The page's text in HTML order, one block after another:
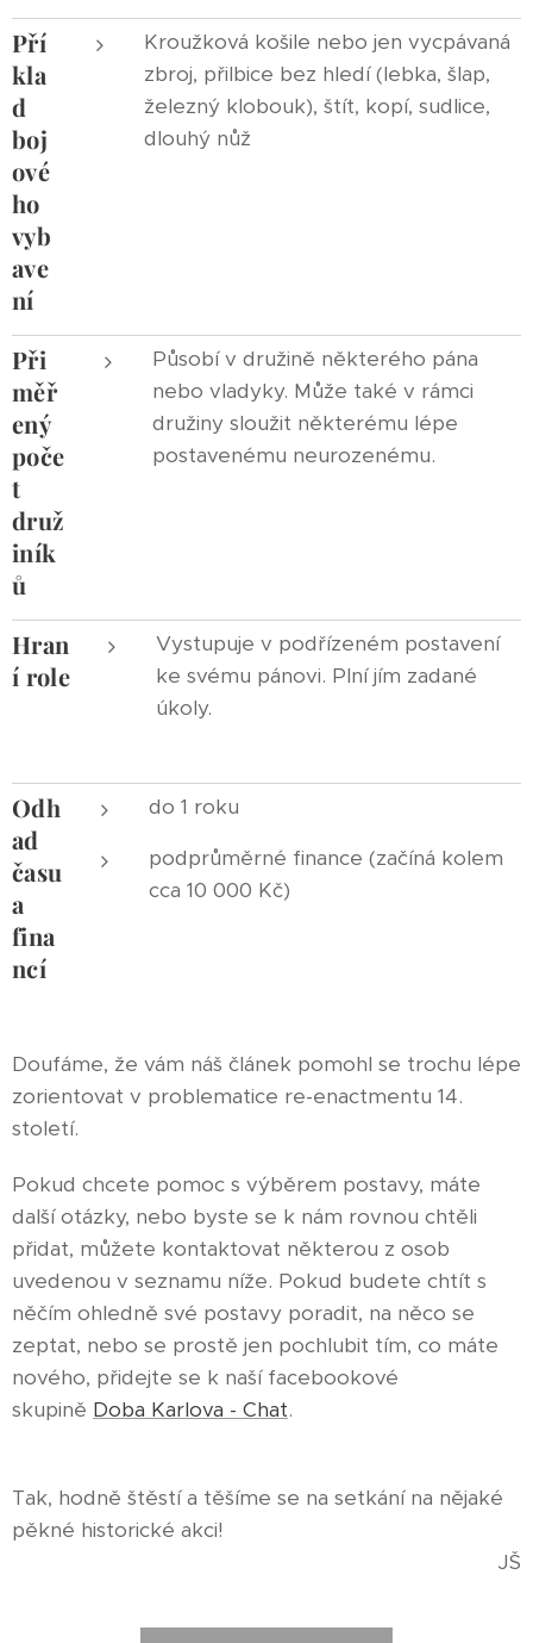
Pří
kla
d
boj
ové
ho
vyb
ave
ní
Kroužková košile nebo jen vycpávaná
zbroj, přilbice bez hledí (lebka, šlap,
železný klobouk), štít, kopí, sudlice,
dlouhý nůž
Při
měř
ený
poče
t
druž
iník
ů
Působí v družině některého pána
nebo vladyky. Může také v rámci
družiny sloužit některému lépe
postavenému neurozenému.
Hran
í role
Vystupuje v podřízeném postavení
ke svému pánovi. Plní jím zadané
úkoly.
Odh
ad
času
a
fina
ncí
do 1 roku
podprůměrné finance (začíná kolem
cca 10 000 Kč)
Doufáme, že vám náš článek pomohl se trochu lépe
zorientovat v problematice re-enactmentu 14.
století.
Pokud chcete pomoc s výběrem postavy, máte
další otázky, nebo byste se k nám rovnou chtěli
přidat, můžete kontaktovat některou z osob
uvedenou v seznamu níže. Pokud budete chtít s
něčím ohledně své postavy poradit, na něco se
zeptat, nebo se prostě jen pochlubit tím, co máte
nového, přidejte se k naší facebookové
skupině Doba Karlova - Chat.
Tak, hodně štěstí a těšíme se na setkání na nějaké
pěkné historické akci!
JŠ